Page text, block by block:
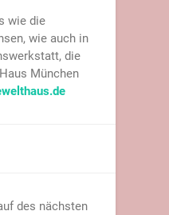
wie die
wie auch in
die
München
des nächsten